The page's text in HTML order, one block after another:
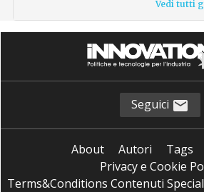
Vedi tutti
Seguici
About Autori Tags
Privacy e Cookie
Terms&Conditions Contenuti